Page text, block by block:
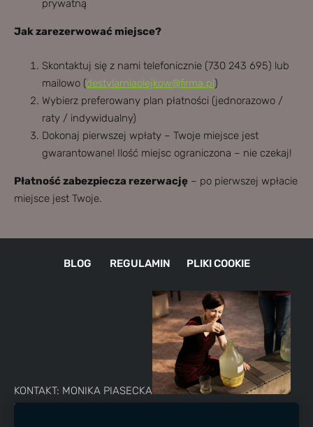
prywatną
Jak zarezerwować miejsce?
Skontaktuj się z nami telefonicznie (730 243 695) lub
mailowo (destylarniaolejkow@firma.pl)
Wybierz preferowany plan płatności (jednorazowo /
raty / indywidualny)
Dokonaj pierwszej wpłaty – Twoje miejsce jest
gwarantowane! Ilość miejsc ograniczona – nie czekaj!
Płatność zabezpiecza rezerwację – po pierwszej wpłacie
miejsce jest Twoje.
BLOG REGULAMIN PLIKI COOKIE
KONTAKT: MONIKA PIASECKA
TELEFON: +48 730 243 695